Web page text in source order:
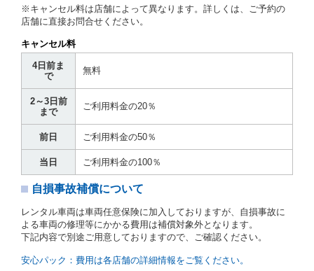
は運転者が第８条第１項若しくは第２項各号のいずれ
かに該当する場合を除きます。
１項に定める貸渡料金を支払うものとします。
運転者は、貸渡契約の締結にあたり、約款及び細則で
運転者の義務と定められた事項を遵守するものとしま
す。
当社は、監督官庁の基本通達（注１）に基づき、貸渡
簿(貸渡原票)及び第１３条第１項に規定する貸渡証に
運転者の氏名、住所、運転免許の種類及び運転免許証
（注２）の番号を記載し、又は運転者の運転免許証の
写しを添付するため、貸渡契約の締結にあたり、借受
人に対し、借受人の指定する運転者（以下「運転者」
といいます。）の運転免許証の提示を求めるほか、そ
の写しの提出を求めることがあります。この場合、借
を提示し、借受人と運転者が異なるときはその運転者
の運転免許証を提示するものとします。
注１）監督官庁の基本通達とは、国土交通省自動車
旅第138号 平成7年6月13日）の２．(10)及び(11)の
※キャンセル料は店舗によって異なります。詳しくは、ご予約の
店舗に直接お問合せください。
キャンセル料
4日前ま
で
無料
2～3日前
まで
ご利用料金の20％
前日 ご利用料金の50％
当日 ご利用料金の100％
自損事故補償について
レンタル車両は車両任意保険に加入しておりますが、自損事故に
よる車両の修理等にかかる費用は補償対象外となります。
下記内容で別途ご用意しておりますので、ご確認ください。
安心パック：費用は各店舗の詳細情報をご覧ください。